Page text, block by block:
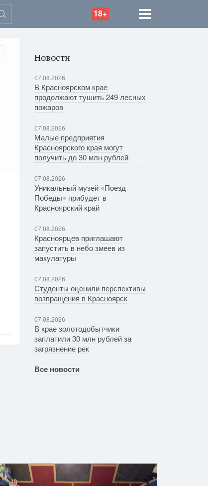
18+
Новости
07.08.2026
В Красноярском крае
продолжают тушить 249 лесных
пожаров
07.08.2026
Малые предприятия
Красноярского края могут
получить до 30 млн рублей
07.08.2026
Уникальный музей «Поезд
Победы» прибудет в
Красноярский край
07.08.2026
Красноярцев приглашают
запустить в небо змеев из
макулатуры
07.08.2026
Студенты оценили перспективы
возвращения в Красноярск
07.08.2026
В крае золотодобытчики
заплатили 30 млн рублей за
загрязнение рек
Все новости